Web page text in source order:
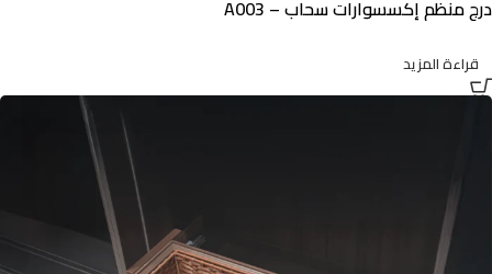
درج منظم إكسسوارات سحاب – A003
قراءة المزيد